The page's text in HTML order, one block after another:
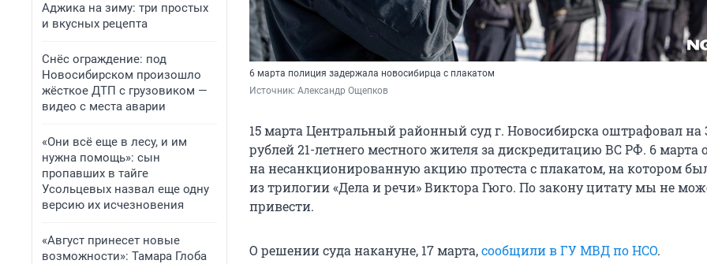
Аджика на зиму: три простых
и вкусных рецепта
Снёс ограждение: под
Новосибирском произошло
жёсткое ДТП с грузовиком —
видео с места аварии
«Они всё еще в лесу, и им
нужна помощь»: сын
пропавших в тайге
Усольцевых назвал еще одну
версию их исчезновения
«Август принесет новые
возможности»: Тамара Глоба
6 марта полиция задержала новосибирца с плакатом
Источник: Александр Ощепков
15 марта Центральный районный суд г. Новосибирска оштрафовал на
рублей 21-летнего местного жителя за дискредитацию ВС РФ. 6
на несанкционированную акцию протеста с плакатом, на котором
из трилогии «Дела и речи» Виктора Гюго. По закону цитату мы не
привести.
О решении суда накануне, 17 марта,сообщили в ГУ МВД по НСО.